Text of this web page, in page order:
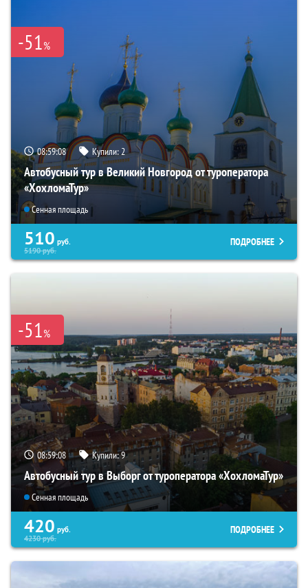
-51%
08:59:07 Купили:2
Автобусный тур в Великий Новгород от туроператора
«ХохломаТур»
Сенная площадь
510 руб.
5190руб.
ПОДРОБНЕЕ
-51%
08:59:07 Купили:9
Автобусный тур в Выборг от туроператора «ХохломаТур»
Сенная площадь
420 руб.
4230руб.
ПОДРОБНЕЕ